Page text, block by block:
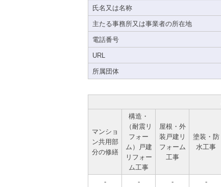
氏名又は名称
主たる事務所又は事業者の所在地
電話番号
URL
所属団体
マンショ
ン共用部
分の修繕
構造・
（耐震リ
フォー
ム）戸建
リフォー
ム工事
屋根・外
装戸建リ
フォーム
工事
塗装・防
水工事
- - - -